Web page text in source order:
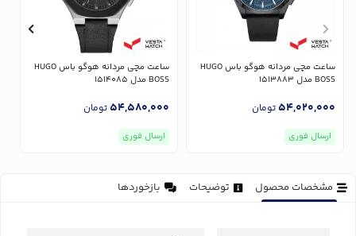
ساعت مچی مردانه هوگو باس HUGO
BOSS مدل 1513883
54,020,000تومان
ارسال فوری
ساعت مچی مردانه هوگو باس HUGO
BOSS مدل 1514085
54,580,000تومان
ارسال فوری
مشخصات محصول توضیحات بازخوردها